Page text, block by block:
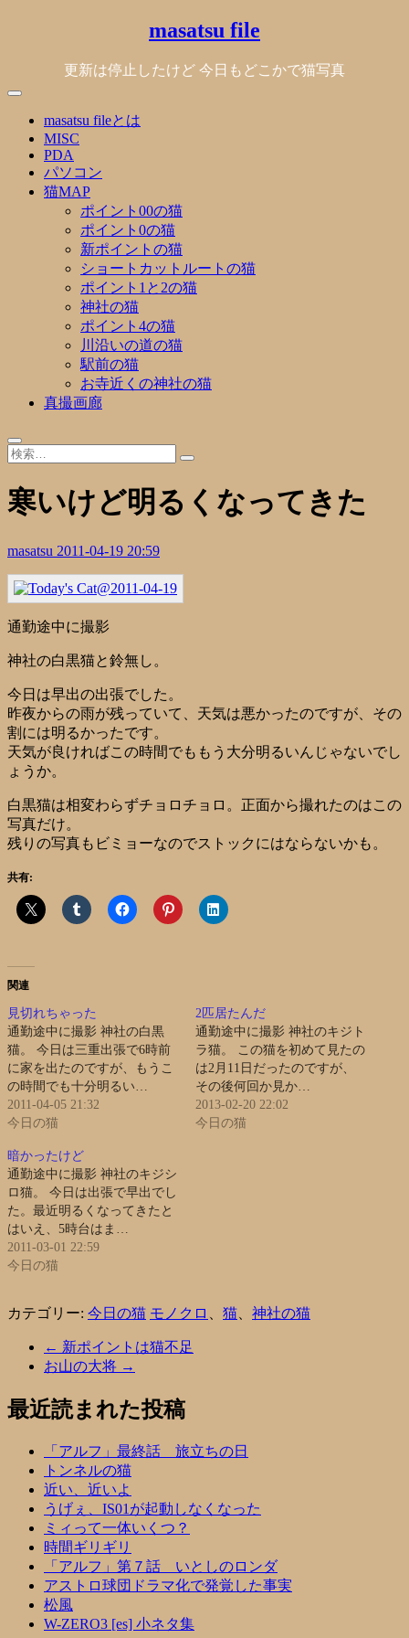
masatsu file
更新は停止したけど 今日もどこかで猫写真
masatsu fileとは
MISC
PDA
パソコン
猫MAP
ポイント00の猫
ポイント0の猫
新ポイントの猫
ショートカットルートの猫
ポイント1と2の猫
神社の猫
ポイント4の猫
川沿いの道の猫
駅前の猫
お寺近くの神社の猫
真撮画廊
寒いけど明るくなってきた
masatsu 2011-04-19 20:59
通勤途中に撮影
神社の白黒猫と鈴無し。
今日は早出の出張でした。
昨夜からの雨が残っていて、天気は悪かったのですが、その
割には明るかったです。
天気が良ければこの時間でももう大分明るいんじゃないでし
ょうか。
白黒猫は相変わらずチョロチョロ。正面から撮れたのはこの
写真だけ。
残りの写真もビミョーなのでストックにはならないかも。
共有:
関連
見切れちゃった
通勤途中に撮影 神社の白黒
猫。 今日は三重出張で6時前
に家を出たのですが、もうこ
の時間でも十分明るい…
2011-04-05 21:32
今日の猫
2匹居たんだ
通勤途中に撮影 神社のキジト
ラ猫。 この猫を初めて見たの
は2月11日だったのですが、
その後何回か見か…
2013-02-20 22:02
今日の猫
暗かったけど
通勤途中に撮影 神社のキジシ
ロ猫。 今日は出張で早出でし
た。最近明るくなってきたと
はいえ、5時台はま…
2011-03-01 22:59
今日の猫
カテゴリー: 今日の猫 モノクロ 猫 神社の猫
← 新ポイントは猫不足
お山の大将 →
最近読まれた投稿
「アルフ」最終話 旅立ちの日
トンネルの猫
近い、近いよ
うげぇ、IS01が起動しなくなった
ミィって一体いくつ？
時間ギリギリ
「アルフ」第７話 いとしのロンダ
アストロ球団ドラマ化で発覚した事実
松風
W-ZERO3 [es] 小ネタ集